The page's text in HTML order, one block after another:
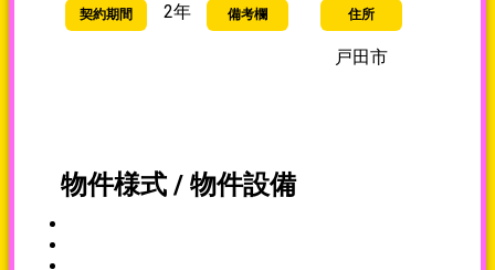
契約期間 2年 備考欄 住所
戸田市
物件様式 / 物件設備